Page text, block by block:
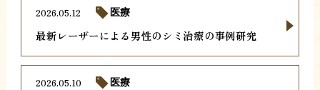
最新レーザーによる男性のシミ治療の事例研究
2026.05.12 医療
2026.05.10 医療